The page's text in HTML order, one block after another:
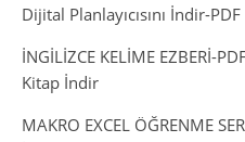
Dijital Planlayıcısını İndir-
İNGİLİZCE KELİME EZBERİ-
Kitap İndir
MAKRO EXCEL ÖĞRENME